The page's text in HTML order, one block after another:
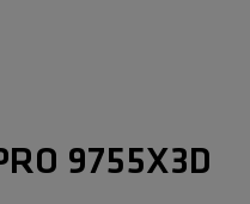
9755X3D